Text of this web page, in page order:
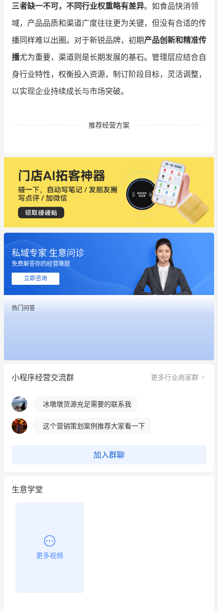
三者缺一不可，不同行业权重略有差异。如食品快消领
域，产品品质和渠道广度往往更为关键，但没有合适的传
播同样难以出圈。对于新锐品牌，初期产品创新和精准传
播尤为重要，渠道则是长期发展的基石。管理层应结合自
身行业特性，权衡投入资源，制订阶段目标，灵活调整，
以实现企业持续成长与市场突破。
推荐经营方案
私域专家 生意问诊
免费解答你的经营难题
立即咨询
热门问答
小程序经营交流群 更多行业商家群
餐饮也得靠私域和服务提高竞争力
昨晚的直播课程太好啦❤️
冰墩墩货源充足需要的联系我
这个营销策划案例推荐大家看一下
加入群聊
生意学堂
更多视频